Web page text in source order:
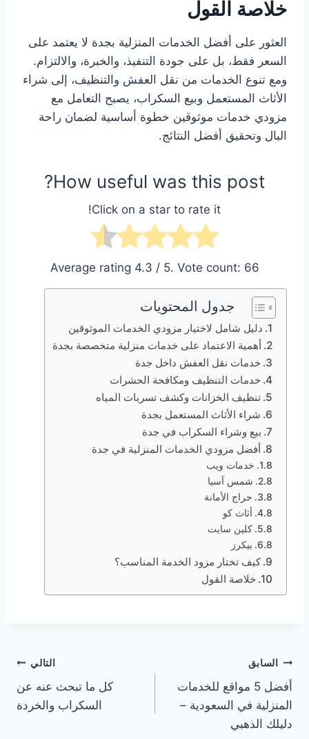
خلاصة القول
العثور على أفضل الخدمات المنزلية بجدة لا يعتمد على
السعر فقط، بل على جودة التنفيذ، والخبرة، والالتزام.
ومع تنوع الخدمات من نقل العفش والتنظيف، إلى شراء
الأثاث المستعمل وبيع السكراب، يصبح التعامل مع
مزودي خدمات موثوقين خطوة أساسية لضمان راحة
البال وتحقيق أفضل النتائج.
How useful was this post?
Click on a star to rate it!
Average rating 4.3 / 5. Vote count: 66
جدول المحتويات
دليل شامل لاختيار مزودي الخدمات الموثوقين
أهمية الاعتماد على خدمات منزلية متخصصة بجدة
خدمات نقل العفش داخل جدة
خدمات التنظيف ومكافحة الحشرات
تنظيف الخزانات وكشف تسربات المياه
شراء الأثاث المستعمل بجدة
بيع وشراء السكراب في جدة
أفضل مزودي الخدمات المنزلية في جدة
خدمات ويب
شمس آسيا
حراج الأمانة
أثاث كو
كلين سايت
بيكرز
كيف تختار مزود الخدمة المناسب؟
خلاصة القول
تصفّح
المقالات
السابق
أفضل 5 مواقع للخدمات
المنزلية في السعودية –
دليلك الذهبي
التالي
كل ما تبحث عنه عن
السكراب والخردة